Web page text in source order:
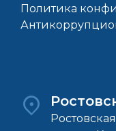
Политика